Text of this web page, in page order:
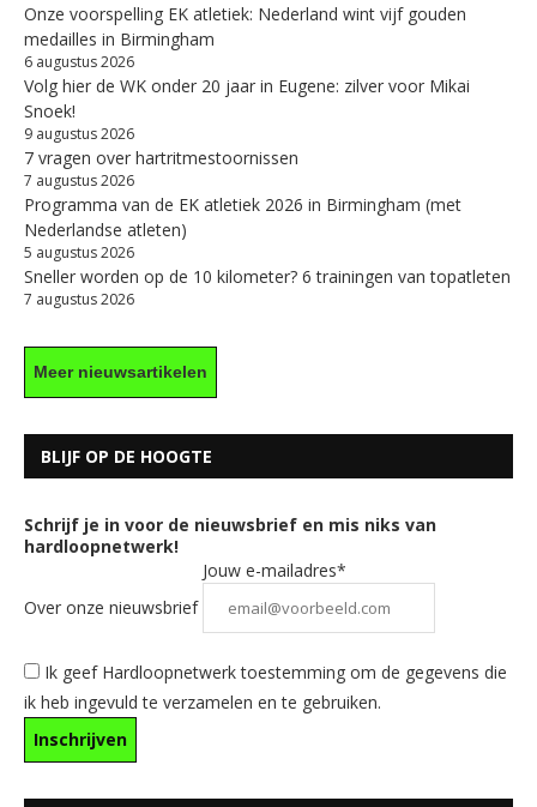
Onze voorspelling EK atletiek: Nederland wint vijf gouden
medailles in Birmingham
6 augustus 2026
Volg hier de WK onder 20 jaar in Eugene: zilver voor Mikai
Snoek!
9 augustus 2026
7 vragen over hartritmestoornissen
7 augustus 2026
Programma van de EK atletiek 2026 in Birmingham (met
Nederlandse atleten)
5 augustus 2026
Sneller worden op de 10 kilometer? 6 trainingen van topatleten
7 augustus 2026
Meer nieuwsartikelen
BLIJF OP DE HOOGTE
Schrijf je in voor de nieuwsbrief en mis niks van
hardloopnetwerk!
Over onze nieuwsbrief
Jouw e-mailadres*
Ik geef Hardloopnetwerk toestemming om de gegevens die
ik heb ingevuld te verzamelen en te gebruiken.